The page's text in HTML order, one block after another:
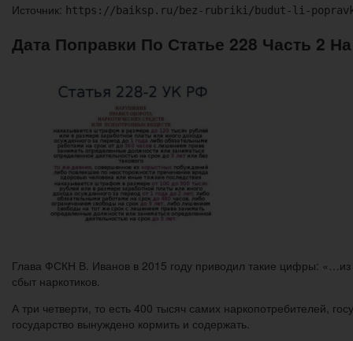
Источник: https://baiksp.ru/bez-rubriki/budut-li-
Дата Поправки По Статье 228 Часть 2
Глава ФСКН В. Иванов в 2015 году приводил такие цифры:
сбыт наркотиков.
А три четверти, то есть 400 тысяч самих наркопотребителей,
государство вынуждено кормить и содержать.